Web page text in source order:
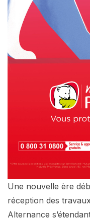
Une nouvelle ère
réception des
Alternance